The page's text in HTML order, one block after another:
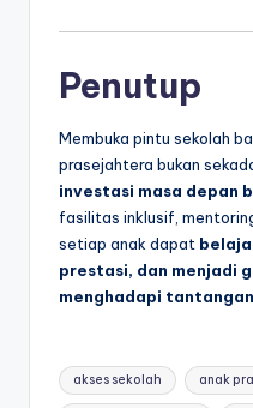
Penutup
Membuka pintu sekolah
prasejahtera bukan
investasi masa depan
fasilitas inklusif,
setiap anak dapat
prestasi, dan menjadi
menghadapi
Tags:
akses sekolah anak